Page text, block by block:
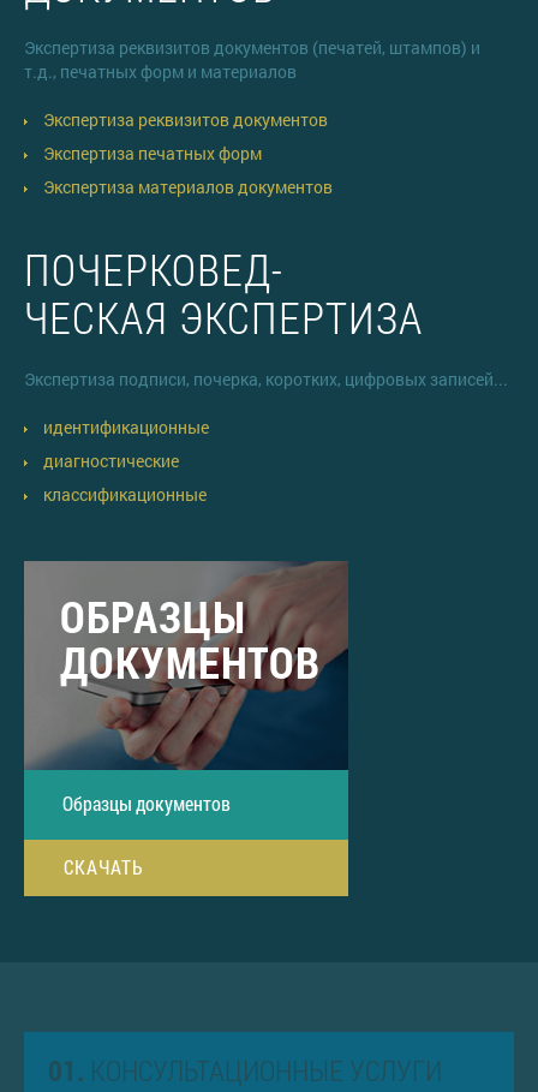
Экспертиза реквизитов документов (печатей, штампов) и
т.д., печатных форм и материалов
Экспертиза реквизитов документов
Экспертиза печатных форм
Экспертиза материалов документов
ПОЧЕРКОВЕД-
ЧЕСКАЯ ЭКСПЕРТИЗА
Экспертиза подписи, почерка, коротких, цифровых записей...
идентификационные
диагностические
классификационные
ОБРАЗЦЫ
ДОКУМЕНТОВ
Образцы документов
СКАЧАТЬ
01. КОНСУЛЬТАЦИОННЫЕ УСЛУГИ